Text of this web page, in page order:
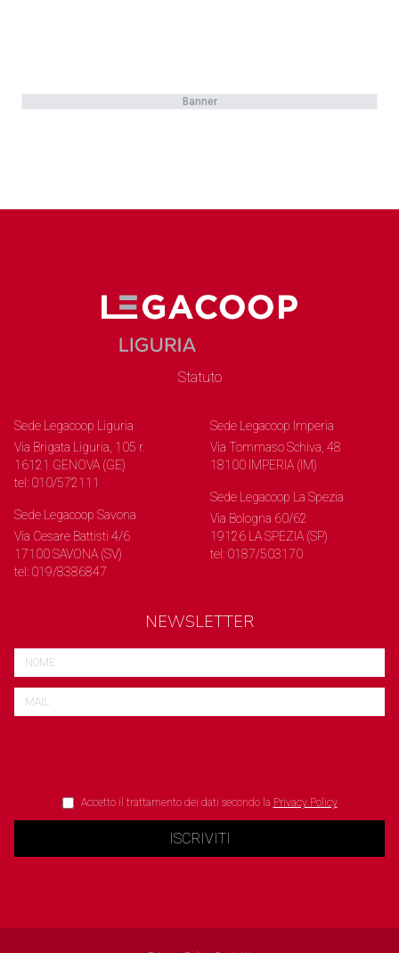
Banner
Statuto
Sede Legacoop Liguria
Via Brigata Liguria, 105 r.
16121 GENOVA (GE)
tel: 010/572111
Sede Legacoop Savona
Via Cesare Battisti 4/6
17100 SAVONA (SV)
tel: 019/8386847
Sede Legacoop Imperia
Via Tommaso Schiva, 48
18100 IMPERIA (IM)
Sede Legacoop La Spezia
Via Bologna 60/62
19126 LA SPEZIA (SP)
tel: 0187/503170
NEWSLETTER
Accetto il trattamento dei dati secondo la Privacy Policy
ISCRIVITI